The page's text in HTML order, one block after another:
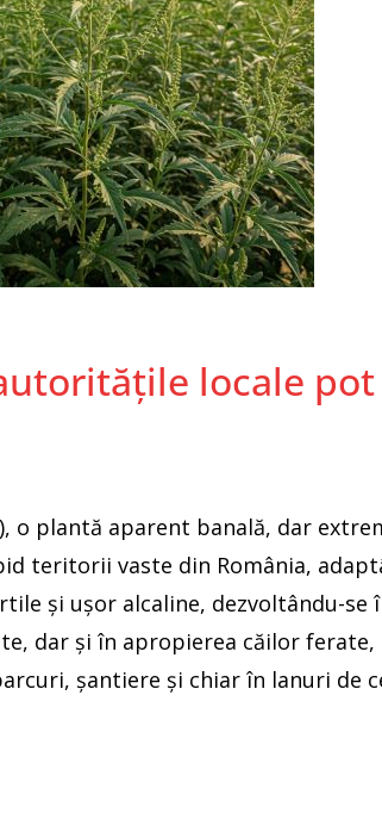
locale
o plantă aparent banală, dar
teritorii vaste din România,
și ușor alcaline, dezvoltându-se
dar și în apropierea căilor
șantiere și chiar în lanuri de